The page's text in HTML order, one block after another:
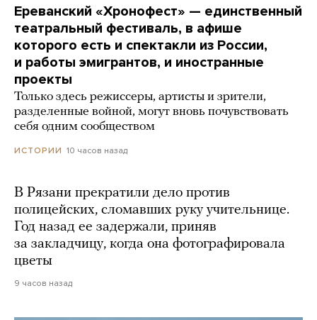
Ереванский «Хронофест» — единственный
театральный фестиваль, в афише
которого есть и спектакли из России,
и работы эмигрантов, и иностранные
проекты
Только здесь режиссеры, артисты и зрители,
разделенные войной, могут вновь почувствовать
себя одним сообществом
ИСТОРИИ 10 часов назад
В Рязани прекратили дело против
полицейских, сломавших руку учительнице.
Год назад ее задержали, приняв
за закладчицу, когда она фотографировала
цветы
9 часов назад